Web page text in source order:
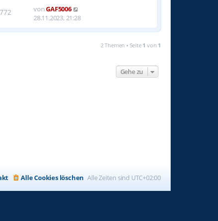
vonGAF5006
28.11.2023, 21:28
2 Themen • Seite 1 von 1
Gehe zu
Alle Zeiten sind UTC+02:00
Alle Cookies löschen